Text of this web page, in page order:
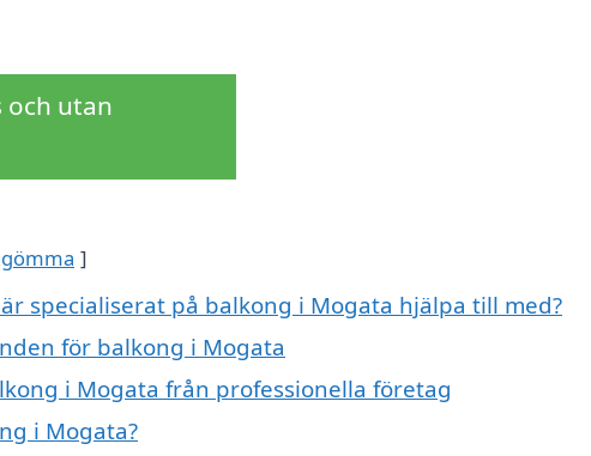
och utan
gömma
specialiserat på balkong i Mogata hjälpa till med?
för balkong i Mogata
i Mogata från professionella företag
i Mogata?